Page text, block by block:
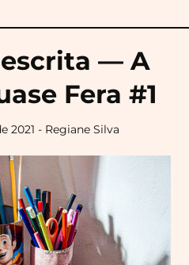
— A
Fera #1
2021 - Regiane Silva